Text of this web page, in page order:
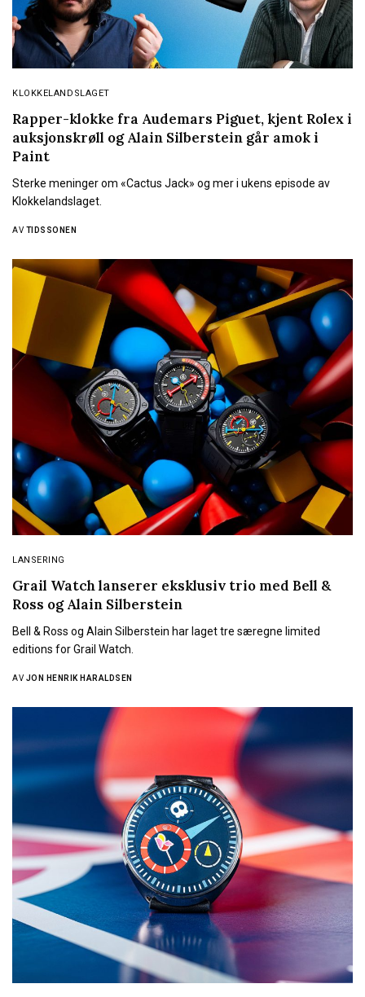
KLOKKELANDSLAGET
Rapper-klokke fra Audemars Piguet, kjent Rolex i
auksjonskrøll og Alain Silberstein går amok i
Paint
Sterke meninger om «Cactus Jack» og mer i ukens episode av
Klokkelandslaget.
AV TIDSSONEN
LANSERING
Grail Watch lanserer eksklusiv trio med Bell &
Ross og Alain Silberstein
Bell & Ross og Alain Silberstein har laget tre særegne limited
editions for Grail Watch.
AV JON HENRIK HARALDSEN